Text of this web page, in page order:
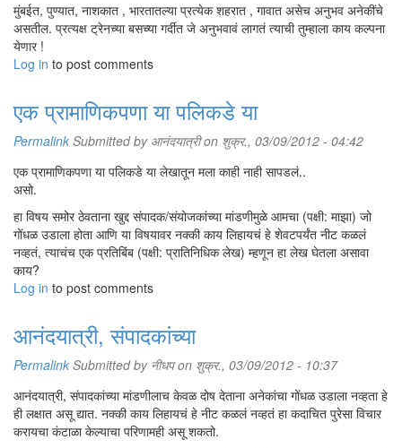
मुंबईत, पुण्यात, नाशकात , भारतातल्या प्रत्येक शहरात , गावात असेच अनुभव अनेकींचे
असतील. प्रत्यक्ष ट्रेनच्या बसच्या गर्दीत जे अनुभवावं लागतं त्याची तुम्हाला काय कल्पना
येणार !
Log in to post comments
एक प्रामाणिकपणा या पलिकडे या
Permalink Submitted by आनंदयात्रीon शुक्र., 03/09/2012 - 04:42
एक प्रामाणिकपणा या पलिकडे या लेखातून मला काही नाही सापडलं..
असो.
हा विषय समोर ठेवताना खुद्द संपादक/संयोजकांच्या मांडणीमुळे आमचा (पक्षी: माझा) जो
गोंधळ उडाला होता आणि या विषयावर नक्की काय लिहायचं हे शेवटपर्यंत नीट कळलं
नव्हतं, त्याचंच एक प्रतिबिंब (पक्षी: प्रातिनिधिक लेख) म्हणून हा लेख घेतला असावा
काय?
Log in to post comments
आनंदयात्री, संपादकांच्या
Permalink Submitted by नीधपon शुक्र., 03/09/2012 - 10:37
आनंदयात्री, संपादकांच्या मांडणीलाच केवळ दोष देताना अनेकांचा गोंधळ उडाला नव्हता हे
ही लक्षात असू द्यात. नक्की काय लिहायचं हे नीट कळलं नव्हतं हा कदाचित पुरेसा विचार
करायचा कंटाळा केल्याचा परिणामही असू शकतो.